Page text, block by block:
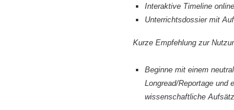
Interaktive Timeline
Unterrichtsdossier mit
Kurze Empfehlung zur
Beginne mit einem
Longread/Reportage und
wissenschaftliche